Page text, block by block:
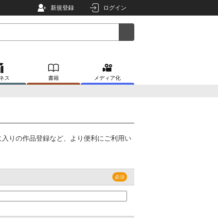
新規登録 ログイン
ス 書籍 メディア化
りの作品登録など、より便利にご利用い